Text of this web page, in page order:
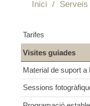
Inici /
Tarifes
Visites guiades
Material de suport a
Sessions